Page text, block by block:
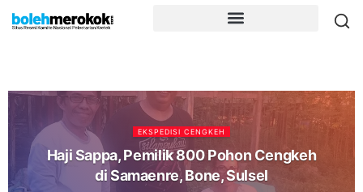
EKSPEDISI CENGKEH
Haji Sappa, Pemilik 800 Pohon Cengkeh
di Samaenre, Bone, Sulsel